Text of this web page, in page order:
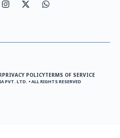
PRIVACY POLICYTERMS OF SERVICE
PVT. LTD. • ALL RIGHTS RESERVED